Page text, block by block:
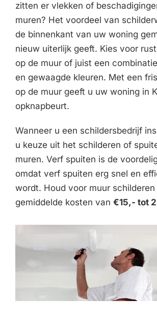
zitten er vlekken of
muren? Het voordeel van
de binnenkant van uw woning
nieuw uiterlijk geeft. Kies voor
op de muur of juist een
en gewaagde kleuren. Met een
op de muur geeft u uw woning in
opknapbeurt.
Wanneer u een schildersbedrijf
u keuze uit het schilderen of
muren. Verf spuiten is de
omdat verf spuiten erg snel en
wordt. Houd voor muur
gemiddelde kosten van €15,- tot